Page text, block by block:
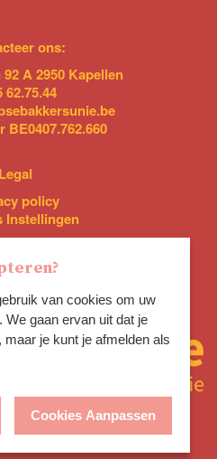
ons:
A 2950 Kapellen
62.75.44
BE0407.762.660
Legal
policy
Instellingen
van cookies om uw
We gaan ervan uit dat je
je kunt je afmelden als
Cookies Aanpassen